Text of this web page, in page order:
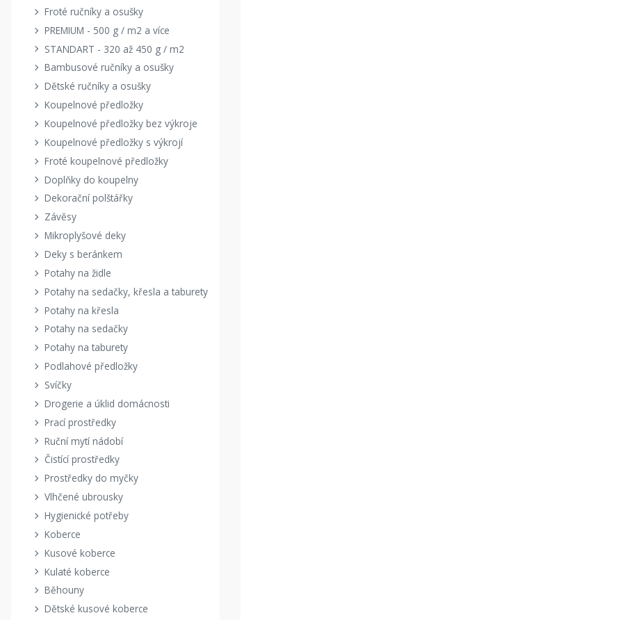
Froté ručníky a osušky
PREMIUM - 500 g / m2 a více
STANDART - 320 až 450 g / m2
Bambusové ručníky a osušky
Dětské ručníky a osušky
Koupelnové předložky
Koupelnové předložky bez výkroje
Koupelnové předložky s výkrojí
Froté koupelnové předložky
Doplňky do koupelny
Dekorační polštářky
Závěsy
Mikroplyšové deky
Deky s beránkem
Potahy na židle
Potahy na sedačky, křesla a taburety
Potahy na křesla
Potahy na sedačky
Potahy na taburety
Podlahové předložky
Svíčky
Drogerie a úklid domácnosti
Prací prostředky
Ruční mytí nádobí
Čistící prostředky
Prostředky do myčky
Vlhčené ubrousky
Hygienické potřeby
Koberce
Kusové koberce
Kulaté koberce
Běhouny
Dětské kusové koberce